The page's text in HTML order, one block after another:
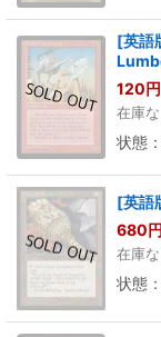
[英語
120円
在庫
状態
[英語
680円
在庫
状態